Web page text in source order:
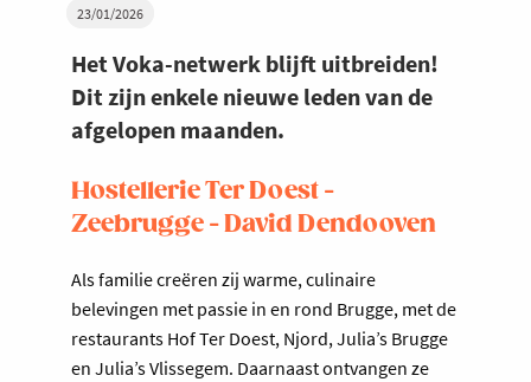
23/01/2026
Het Voka-netwerk blijft uitbreiden!
Dit zijn enkele nieuwe leden van de
afgelopen maanden.
Hostellerie Ter Doest -
Zeebrugge - David Dendooven
Als familie creëren zij warme, culinaire
belevingen met passie in en rond Brugge, met de
restaurants Hof Ter Doest, Njord, Julia’s Brugge
en Julia’s Vlissegem. Daarnaast ontvangen ze